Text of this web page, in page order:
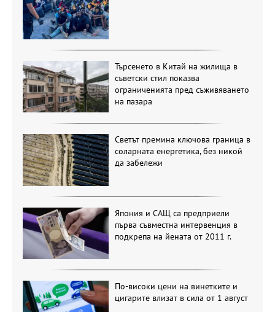
Търсенето в Китай на жилища в
съветски стил показва
ограниченията пред съживяването
на пазара
Светът премина ключова граница в
соларната енергетика, без никой
да забележи
Япония и САЩ са предприели
първа съвместна интервенция в
подкрепа на йената от 2011 г.
По-високи цени на винетките и
цигарите влизат в сила от 1 август